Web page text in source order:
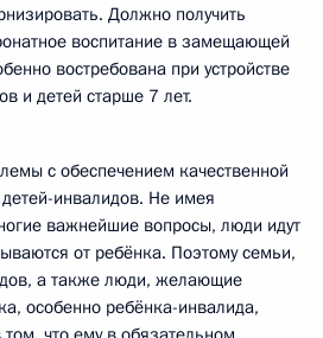
Должно получить
воспитание в замещающей
востребована при устройстве
и детей старше 7 лет.
с обеспечением качественной
инвалидов. Не имея
важнейшие вопросы, люди идут
от ребёнка. Поэтому семьи,
а также люди, желающие
особенно ребёнка-инвалида,